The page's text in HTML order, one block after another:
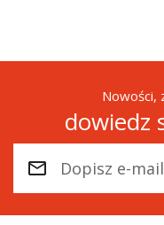
Nowości,
dowiedz